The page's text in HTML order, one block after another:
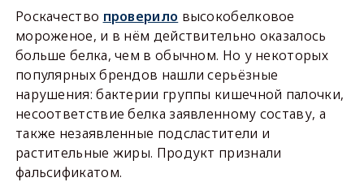
Роскачество проверило высокобелковое
мороженое, и в нём действительно оказалось
больше белка, чем в обычном. Но у некоторых
популярных брендов нашли серьёзные
нарушения: бактерии группы кишечной палочки,
несоответствие белка заявленному составу, а
также незаявленные подсластители и
растительные жиры. Продукт признали
фальсификатом.